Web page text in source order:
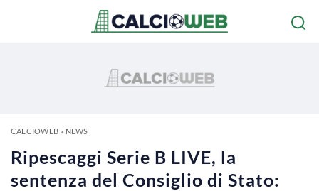
CALCIOWEB» NEWS
Ripescaggi Serie B LIVE, la
sentenza del Consiglio di Stato: